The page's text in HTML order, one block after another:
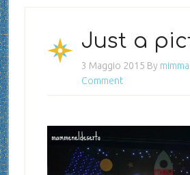
Just a
3 Maggio 2015 By mimma
Comment